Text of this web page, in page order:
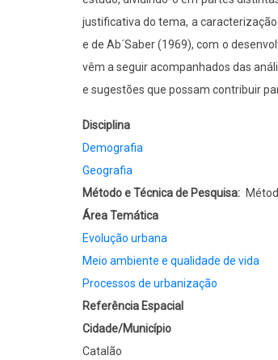
(GO)
justificativa do tema, a
e de Ab´Saber (1969), com o
vêm a seguir acompanhados das
e sugestões que possam contribuir
Disciplina
Demografia
Geografia
Método e Técnica de Pesquisa
Área Temática
Evolução urbana
Meio ambiente e qualidade de vida
Processos de urbanização
Referência Espacial
Cidade/Município
Catalão